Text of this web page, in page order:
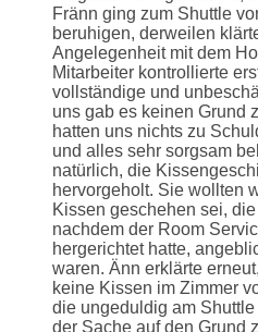
Fränn ging zum Shuttle
beruhigen, derweilen
Angelegenheit mit dem
Mitarbeiter kontrollierte
vollständige und
uns gab es keinen Grund
hatten uns nichts zu
und alles sehr sorgsam
natürlich, die
hervorgeholt. Sie wollten
Kissen geschehen sei,
nachdem der Room
hergerichtet hatte,
waren. Änn erklärte
keine Kissen im Zimmer
die ungeduldig am
der Sache auf den Grund